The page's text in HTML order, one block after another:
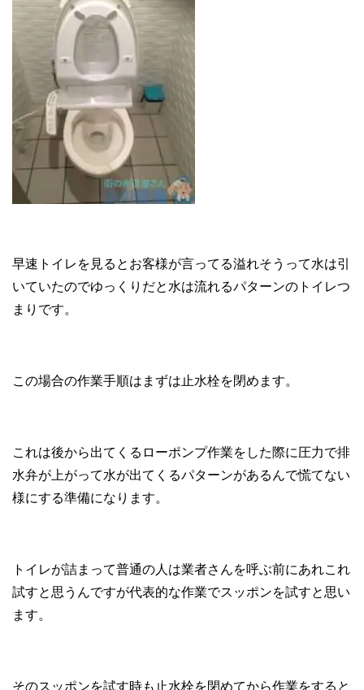
早速トイレを見るとお客様が言ってる溢れそうって水は引
いていたのでゆっくりだと水は流れるパターンのトイレつ
まりです。
この場合の作業手順はまずは止水栓を閉めます。
これは後から出てくるローポンプ作業をした際に圧力で排
水弁が上がって水が出てくるパターンがあるんで慌てない
様にする準備になります。
トイレが詰まって普通の人は業者さんを呼ぶ前にあれこれ
試すと思うんですが代表的な作業でスッポンを試すと思い
ます。
そのスッポンを試す時も止水栓を閉めてから作業をすると